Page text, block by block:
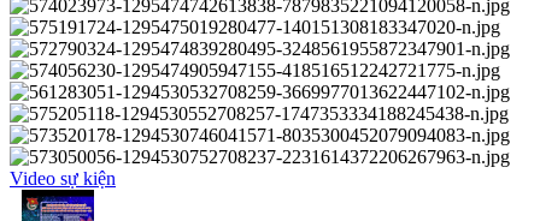
Video sự kiện